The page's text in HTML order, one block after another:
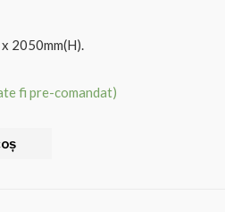
2050mm(H).
fi pre-comandat)